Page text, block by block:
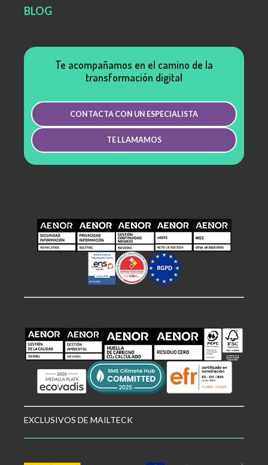
BLOG
Te acompañamos en el camino de la
transformación digital
CONTACTA CON UN ESPECIALISTA
TE LLAMAMOS
EXCLUSIVOS DE MAILTECK